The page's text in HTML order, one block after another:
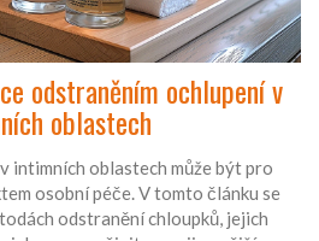
odstraněním ochlupení v
oblastech
intimních oblastech může být pro
osobní péče. V tomto článku se
odstranění chloupků, jejich